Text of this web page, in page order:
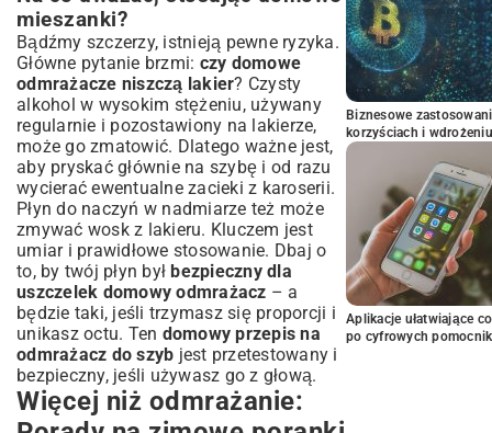
mieszanki?
Bądźmy szczerzy, istnieją pewne ryzyka.
Główne pytanie brzmi: czy domowe
odmrażacze niszczą lakier? Czysty
alkohol w wysokim stężeniu, używany
regularnie i pozostawiony na lakierze,
może go zmatowić. Dlatego ważne jest,
aby pryskać głównie na szybę i od razu
wycierać ewentualne zacieki z karoserii.
Płyn do naczyń w nadmiarze też może
zmywać wosk z lakieru. Kluczem jest
umiar i prawidłowe stosowanie. Dbaj o
to, by twój płyn byłbezpieczny dla
uszczelek domowy odmrażacz – a
będzie taki, jeśli trzymasz się proporcji i
unikasz octu. Ten domowy przepis na
odmrażacz do szyb jest przetestowany i
bezpieczny, jeśli używasz go z głową.
Więcej niż odmrażanie:
Biznesowe
korzyściach i wdrożeniu
Aplikacje ułatwiające
po cyfrowych